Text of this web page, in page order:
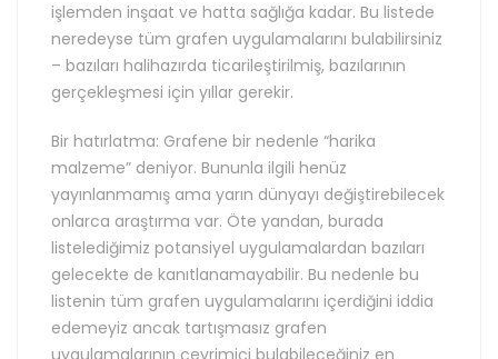
işlemden inşaat ve hatta sağlığa kadar. Bu listede
neredeyse tüm grafen uygulamalarını bulabilirsiniz
– bazıları halihazırda ticarileştirilmiş, bazılarının
gerçekleşmesi için yıllar gerekir.
Bir hatırlatma: Grafene bir nedenle “harika
malzeme” deniyor. Bununla ilgili henüz
yayınlanmamış ama yarın dünyayı değiştirebilecek
onlarca araştırma var. Öte yandan, burada
listelediğimiz potansiyel uygulamalardan bazıları
gelecekte de kanıtlanamayabilir. Bu nedenle bu
listenin tüm grafen uygulamalarını içerdiğini iddia
edemeyiz ancak tartışmasız grafen
uygulamalarının çevrimiçi bulabileceğiniz en